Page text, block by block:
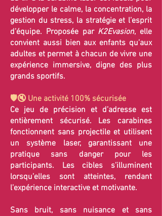
développer le calme, la concentration, la
gestion du stress, la stratégie et l’esprit
d’équipe. Proposée par K2Evasion, elle
convient aussi bien aux enfants qu’aux
adultes et permet à chacun de vivre une
expérience immersive, digne des plus
grands sportifs.
🛡️🔇 Une activité 100% sécurisée
Ce jeu de précision et d’adresse est
entièrement sécurisé. Les carabines
fonctionnent sans projectile et utilisent
un système laser, garantissant une
pratique sans danger pour les
participants. Les cibles s’illuminent
lorsqu’elles sont atteintes, rendant
l’expérience interactive et motivante.
Sans bruit, sans nuisance et sans